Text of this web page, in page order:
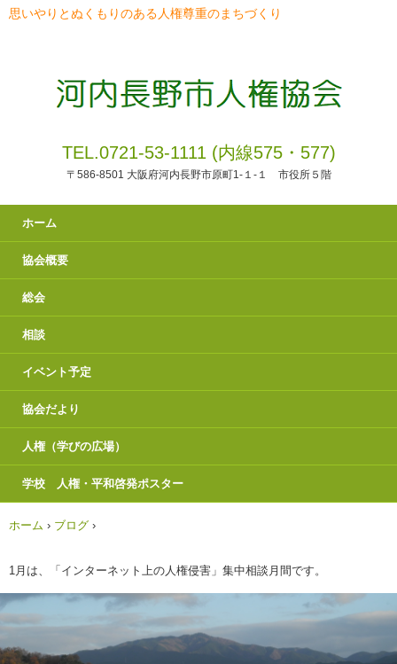
思いやりとぬくもりのある人権尊重のまちづくり
TEL.0721-53-1111 (内線575・577)
〒586-8501 大阪府河内長野市原町1-１-１ 市役所５階
ホーム
協会概要
総会
相談
イベント予定
協会だより
人権（学びの広場）
学校 人権・平和啓発ポスター
ホーム › ブログ ›
1月は、「インターネット上の人権侵害」集中相談月間です。